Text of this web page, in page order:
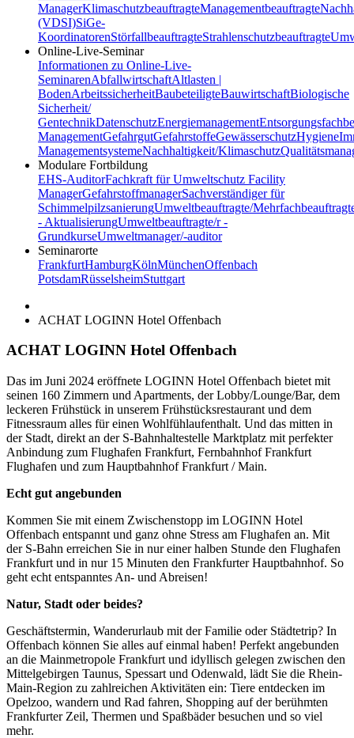
ManagerKlimaschutzbeauftragteManagementbeauftragte
(VDSI)SiGe-
KoordinatorenStörfallbeauftragteStrahlenschutzbeauftragte
Online-Live-Seminar
Informationen zu Online-Live-
SeminarenAbfallwirtschaftAltlasten |
BodenArbeitssicherheitBaubeteiligteBauwirtschaftBiologische
Sicherheit/
GentechnikDatenschutzEnergiemanagement
ManagementGefahrgutGefahrstoffeGewässerschutzHygiene
ManagementsystemeNachhaltigkeit/Klimaschutz
Modulare Fortbildung
EHS-AuditorFachkraft für Umweltschutz Facility
ManagerGefahrstoffmanagerSachverständiger für
SchimmelpilzsanierungUmweltbeauftragte/
- AktualisierungUmweltbeauftragte/r -
GrundkurseUmweltmanager/-auditor
Seminarorte
FrankfurtHamburgKölnMünchenOffenbach
PotsdamRüsselsheimStuttgart
ACHAT LOGINN Hotel Offenbach
ACHAT LOGINN Hotel Offenbach
Das im Juni 2024 eröffnete LOGINN Hotel Offenbach bietet mit
seinen 160 Zimmern und Apartments, der Lobby/Lounge/Bar, dem
leckeren Frühstück in unserem Frühstücksrestaurant und dem
Fitnessraum alles für einen Wohlfühlaufenthalt. Und das mitten in
der Stadt, direkt an der S-Bahnhaltestelle Marktplatz mit perfekter
Anbindung zum Flughafen Frankfurt, Fernbahnhof Frankfurt
Flughafen und zum Hauptbahnhof Frankfurt / Main.
Echt gut angebunden
Kommen Sie mit einem Zwischenstopp im LOGINN Hotel
Offenbach entspannt und ganz ohne Stress am Flughafen an. Mit
der S-Bahn erreichen Sie in nur einer halben Stunde den Flughafen
Frankfurt und in nur 15 Minuten den Frankfurter Hauptbahnhof. So
geht echt entspanntes An- und Abreisen!
Natur, Stadt oder beides?
Geschäftstermin, Wanderurlaub mit der Familie oder Städtetrip? In
Offenbach können Sie alles auf einmal haben! Perfekt angebunden
an die Mainmetropole Frankfurt und idyllisch gelegen zwischen den
Mittelgebirgen Taunus, Spessart und Odenwald, lädt Sie die Rhein-
Main-Region zu zahlreichen Aktivitäten ein: Tiere entdecken im
Opelzoo, wandern und Rad fahren, Shopping auf der berühmten
Frankfurter Zeil, Thermen und Spaßbäder besuchen und so viel
mehr.